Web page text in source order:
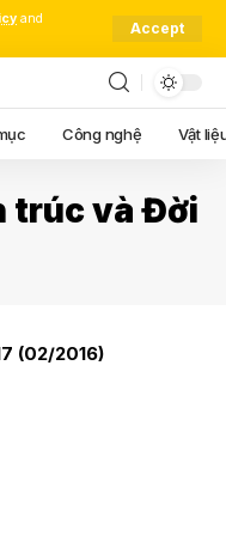
and
Accept
Công nghệ Vật
trúc và Đời
(02/2016)